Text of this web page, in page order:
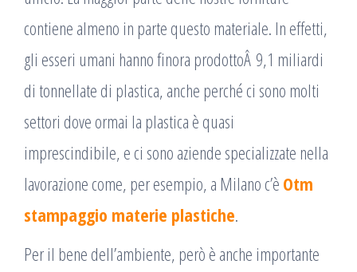
contiene almeno in parte questo materiale. In effetti,
gli esseri umani hanno finora prodottoÂ 9,1 miliardi
di tonnellate di plastica, anche perché ci sono molti
settori dove ormai la plastica è quasi
imprescindibile, e ci sono aziende specializzate nella
lavorazione come, per esempio, a Milano c’è Otm
stampaggio materie plastiche.
Per il bene dell’ambiente, però è anche importante